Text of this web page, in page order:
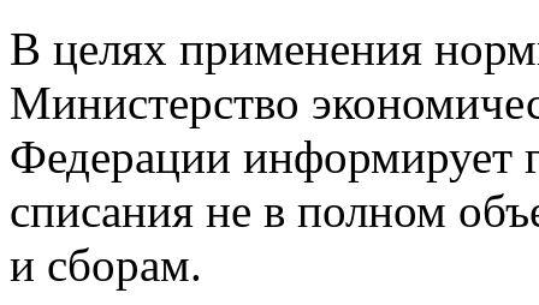
В целях применения
Министерство
Федерации информирует
списания не в полном
и сборам.